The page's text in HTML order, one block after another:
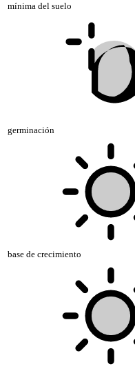
mínima del suelo
germinación
base de crecimiento